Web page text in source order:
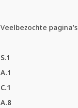
Veelbezochte pagina's
S.1
A.1
C.1
A.8